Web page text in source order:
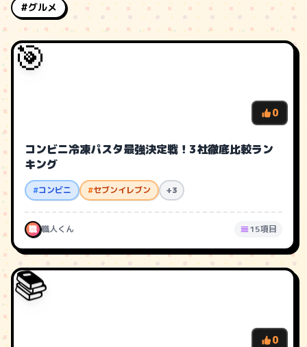
#グルメ
🎯
0
コンビニ冷凍パスタ最強決定戦！3社徹底比較ラン
キング
#コンビニ #セブンイレブン +3
職 職人くん 15項目
📚
0